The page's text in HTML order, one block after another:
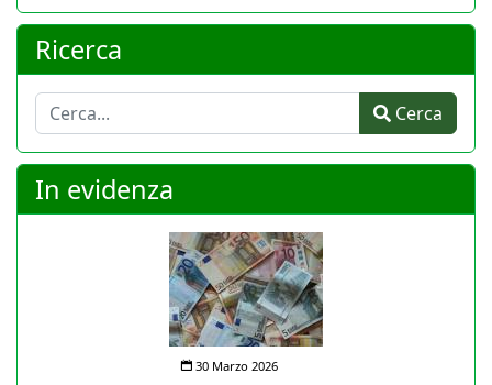
Ricerca
Cerca Cerca
In evidenza
30 Marzo 2026